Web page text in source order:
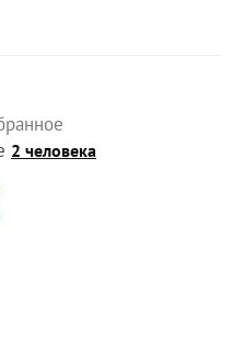
2 человека